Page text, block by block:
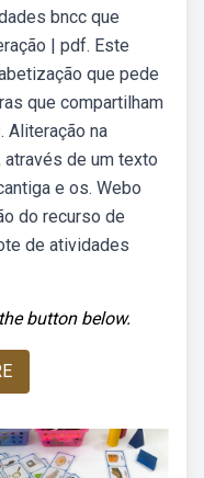
bncc que
| pdf. Este
que pede
que compartilham
Aliteração na
através de um texto
e os. Webo
do recurso de
de atividades
button below.